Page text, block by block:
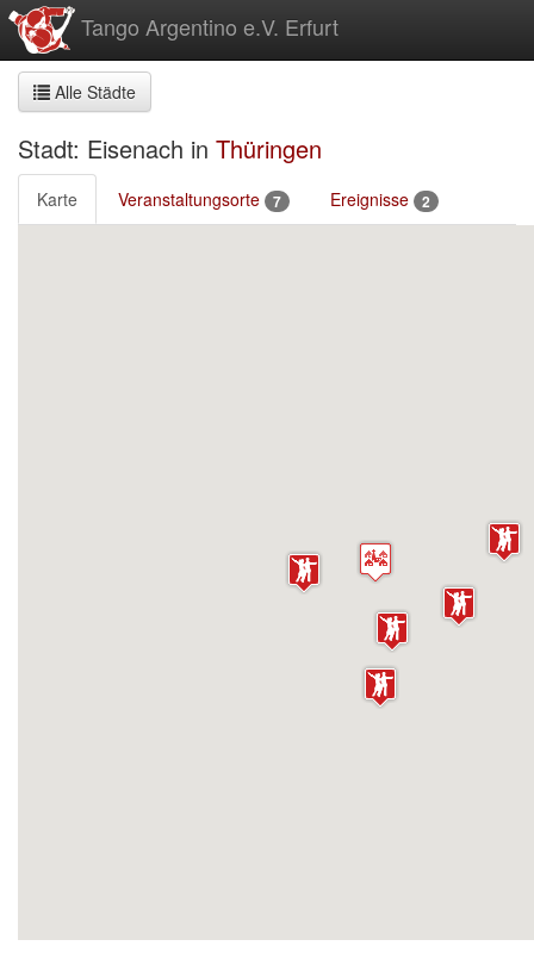
zum
Inhalt
Tango Argentino e.V. Erfurt
Alle Städte
Stadt: Eisenach in Thüringen
Karte Veranstaltungsorte 7 Ereignisse 2